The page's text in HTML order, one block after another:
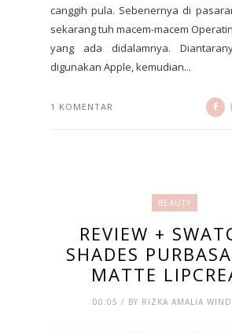
canggih pula. Sebenernya di
sekarang tuh macem-macem
yang ada didalamnya.
digunakan Apple, kemudian...
1 KOMENTAR
BEAUTY
REVIEW +
SHADES
MATTE
00:05 / BY RIZKA AMALIA